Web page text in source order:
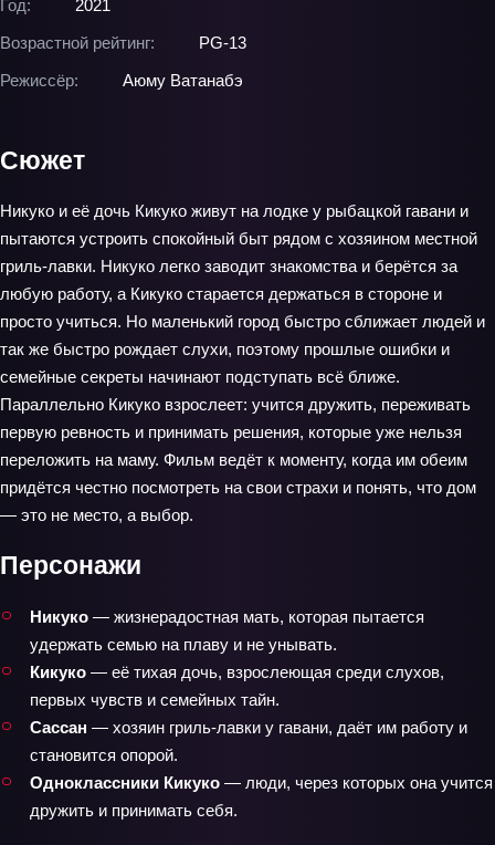
Год:
2021
Возрастной рейтинг:
PG-13
Режиссёр:
Аюму Ватанабэ
Сюжет
Никуко и её дочь Кикуко живут на лодке у рыбацкой гавани и
пытаются устроить спокойный быт рядом с хозяином местной
гриль-лавки. Никуко легко заводит знакомства и берётся за
любую работу, а Кикуко старается держаться в стороне и
просто учиться. Но маленький город быстро сближает людей и
так же быстро рождает слухи, поэтому прошлые ошибки и
семейные секреты начинают подступать всё ближе.
Параллельно Кикуко взрослеет: учится дружить, переживать
первую ревность и принимать решения, которые уже нельзя
переложить на маму. Фильм ведёт к моменту, когда им обеим
придётся честно посмотреть на свои страхи и понять, что дом
— это не место, а выбор.
Персонажи
Никуко — жизнерадостная мать, которая пытается
удержать семью на плаву и не унывать.
Кикуко — её тихая дочь, взрослеющая среди слухов,
первых чувств и семейных тайн.
Сассан — хозяин гриль-лавки у гавани, даёт им работу и
становится опорой.
Одноклассники Кикуко — люди, через которых она учится
дружить и принимать себя.